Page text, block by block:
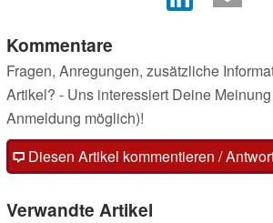
Kommentare
Fragen, Anregungen, zusätzliche
Artikel? - Uns interessiert Deine
Anmeldung möglich)!
Diesen Artikel kommentieren /
Verwandte Artikel